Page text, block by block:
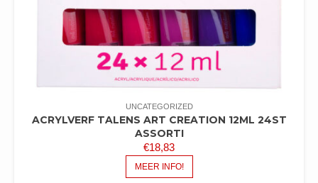
UNCATEGORIZED
ACRYLVERF TALENS ART CREATION 12ML 24ST
ASSORTI
€18,83
MEER INFO!